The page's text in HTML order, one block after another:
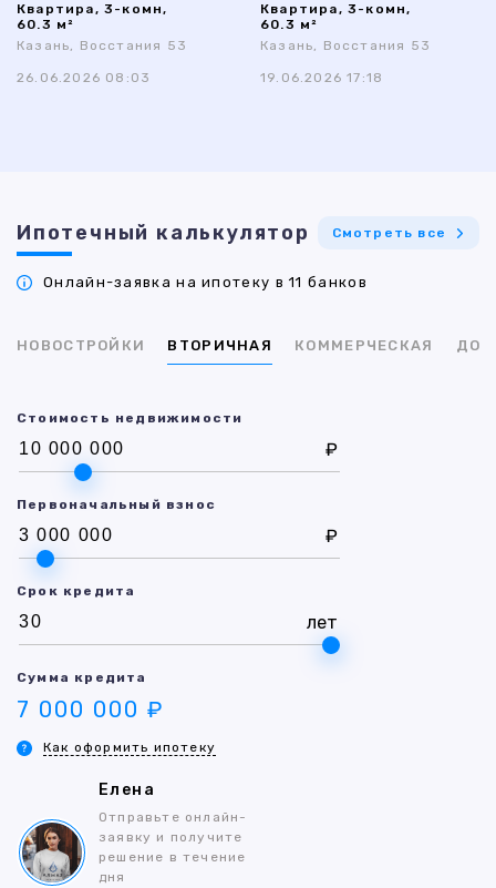
Квартира, 3-комн,
60.3 м²
Казань, Восстания 53
26.06.2026 08:03
Квартира, 3-комн,
60.3 м²
Казань, Восстания 53
19.06.2026 17:18
Ипотечный калькулятор Смотреть все
Онлайн-заявка на ипотеку в 11 банков
НОВОСТРОЙКИ ВТОРИЧНАЯ КОММЕРЧЕСКАЯ ДОМ
Стоимость недвижимости
₽
Первоначальный взнос
₽
Срок кредита
лет
Сумма кредита
7 000 000 ₽
Как оформить ипотеку
Елена
Отправьте онлайн-
заявку и получите
решение в течение
дня